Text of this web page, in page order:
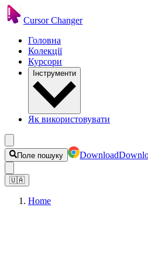
Cursor Changer
Головна
Колекції
Курсори
Інструменти
Як використовувати
Поле пошуку Download
🇺🇦
Home